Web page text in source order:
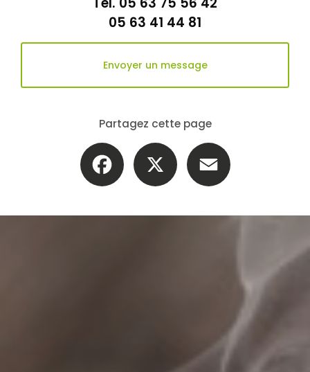
05 63 41 44 81
Envoyer un message
Partagez cette page
Facebook